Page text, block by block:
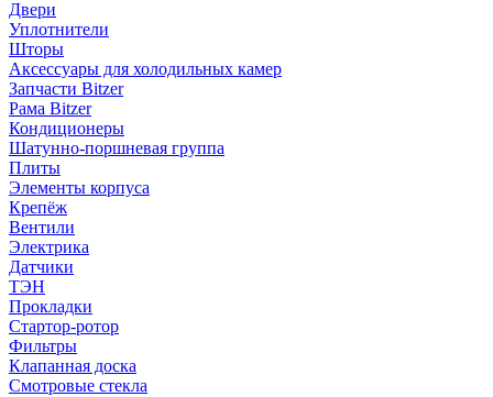
Двери
Уплотнители
Шторы
Аксессуары для холодильных камер
Запчасти Bitzer
Рама Bitzer
Кондиционеры
Шатунно-поршневая группа
Плиты
Элементы корпуса
Крепёж
Вентили
Электрика
Датчики
ТЭН
Прокладки
Стартор-ротор
Фильтры
Клапанная доска
Смотровые стекла